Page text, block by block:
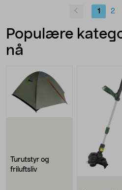
1 2
Populære
nå
Turutstyr og
friluftsliv